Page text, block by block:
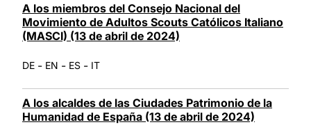
A los miembros del Consejo Nacional del
Movimiento de Adultos Scouts Católicos Italiano
(MASCI) (13 de abril de 2024)
DE - EN - ES - IT
A los alcaldes de las Ciudades Patrimonio de la
Humanidad de España (13 de abril de 2024)